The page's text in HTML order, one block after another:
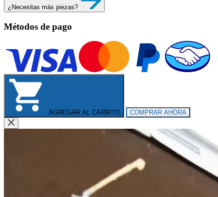
¿Necesitas más piezas?
Métodos de pago
AGREGAR AL CARRITO COMPRAR AHORA